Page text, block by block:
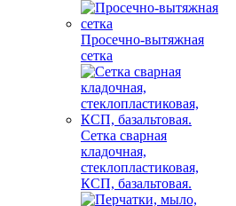
Просечно-вытяжная
сетка
Сетка сварная
кладочная,
стеклопластиковая,
КСП, базальтовая.